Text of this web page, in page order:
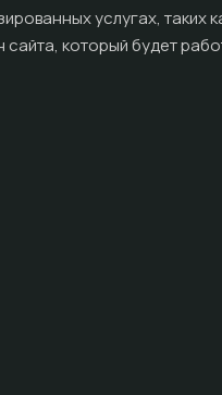
услугах, таких
который будет